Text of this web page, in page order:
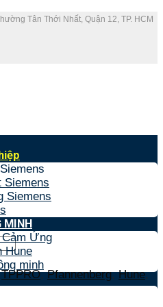
Tân Thới Nhất, Quận 12, TP. HCM
TPPRO,Pfannenberg,Hune,
Siemens
Siemens
MINH
Ứng
Hune
minh